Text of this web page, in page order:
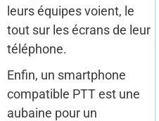
leurs équipes voient, le
tout sur les écrans de leur
téléphone.
Enfin, un smartphone
compatible PTT est une
aubaine pour un